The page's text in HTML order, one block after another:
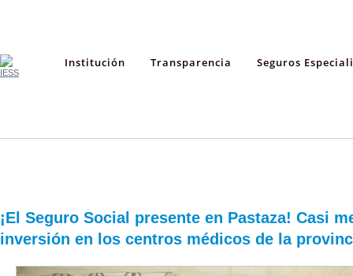
Institución Transparencia Seguros
¡El Seguro Social presente en Pastaza! Casi
inversión en los centros médicos de la